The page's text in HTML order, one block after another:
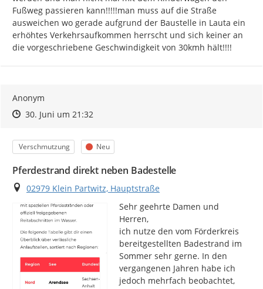
Fußweg passieren kann!!!!!man muss auf die Straße
ausweichen wo gerade aufgrund der Baustelle in Lauta ein
erhöhtes Verkehrsaufkommen herrscht und sich keiner an
die vorgeschriebene Geschwindigkeit von 30kmh hält!!!!
Anonym
Zeitpunkt des Erstellens
Zeitpunkt des Erstellens
30. Juni um 21:32Zur Äußerung
Kategorie
Verschmutzung Status
Neu
Pferdestrand direkt neben Badestelle
Ort
02979 Klein Partwitz, Hauptstraße
Sehr geehrte Damen und
Herren,
ich nutze den vom Förderkreis
bereitgestellten Badestrand im
Sommer sehr gerne. In den
vergangenen Jahren habe ich
jedoch mehrfach beobachtet,